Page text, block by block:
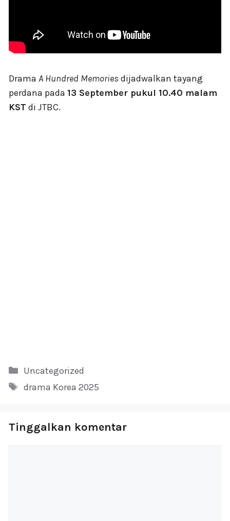
Drama A Hundred Memories dijadwalkan tayang
perdana pada 13 September pukul 10.40 malam
KST di JTBC.
Kategori
Uncategorized
Tag
drama Korea 2025
Tinggalkan komentar